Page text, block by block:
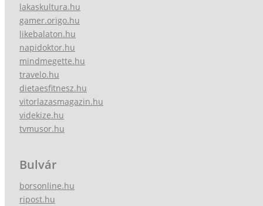
lakaskultura.hu
gamer.origo.hu
likebalaton.hu
napidoktor.hu
mindmegette.hu
travelo.hu
dietaesfitnesz.hu
vitorlazasmagazin.hu
videkize.hu
tvmusor.hu
Bulvár
borsonline.hu
ripost.hu